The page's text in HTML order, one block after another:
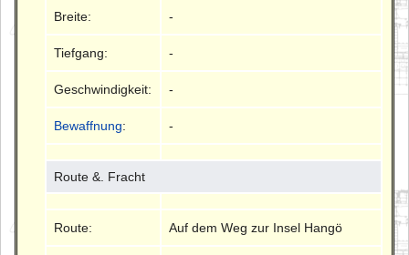
Breite: -
Tiefgang: -
Geschwindigkeit: -
Bewaffnung: -
Route &. Fracht
Route: Auf dem Weg zur Insel Hangö